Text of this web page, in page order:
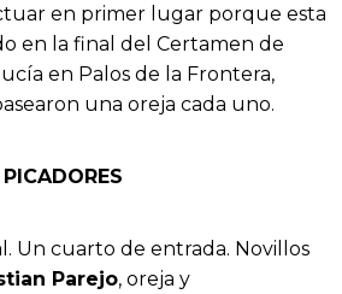
en primer lugar porque esta
en la final del Certamen de
en Palos de la Frontera,
una oreja cada uno.
Un cuarto de entrada. Novillos
Parejo, oreja y